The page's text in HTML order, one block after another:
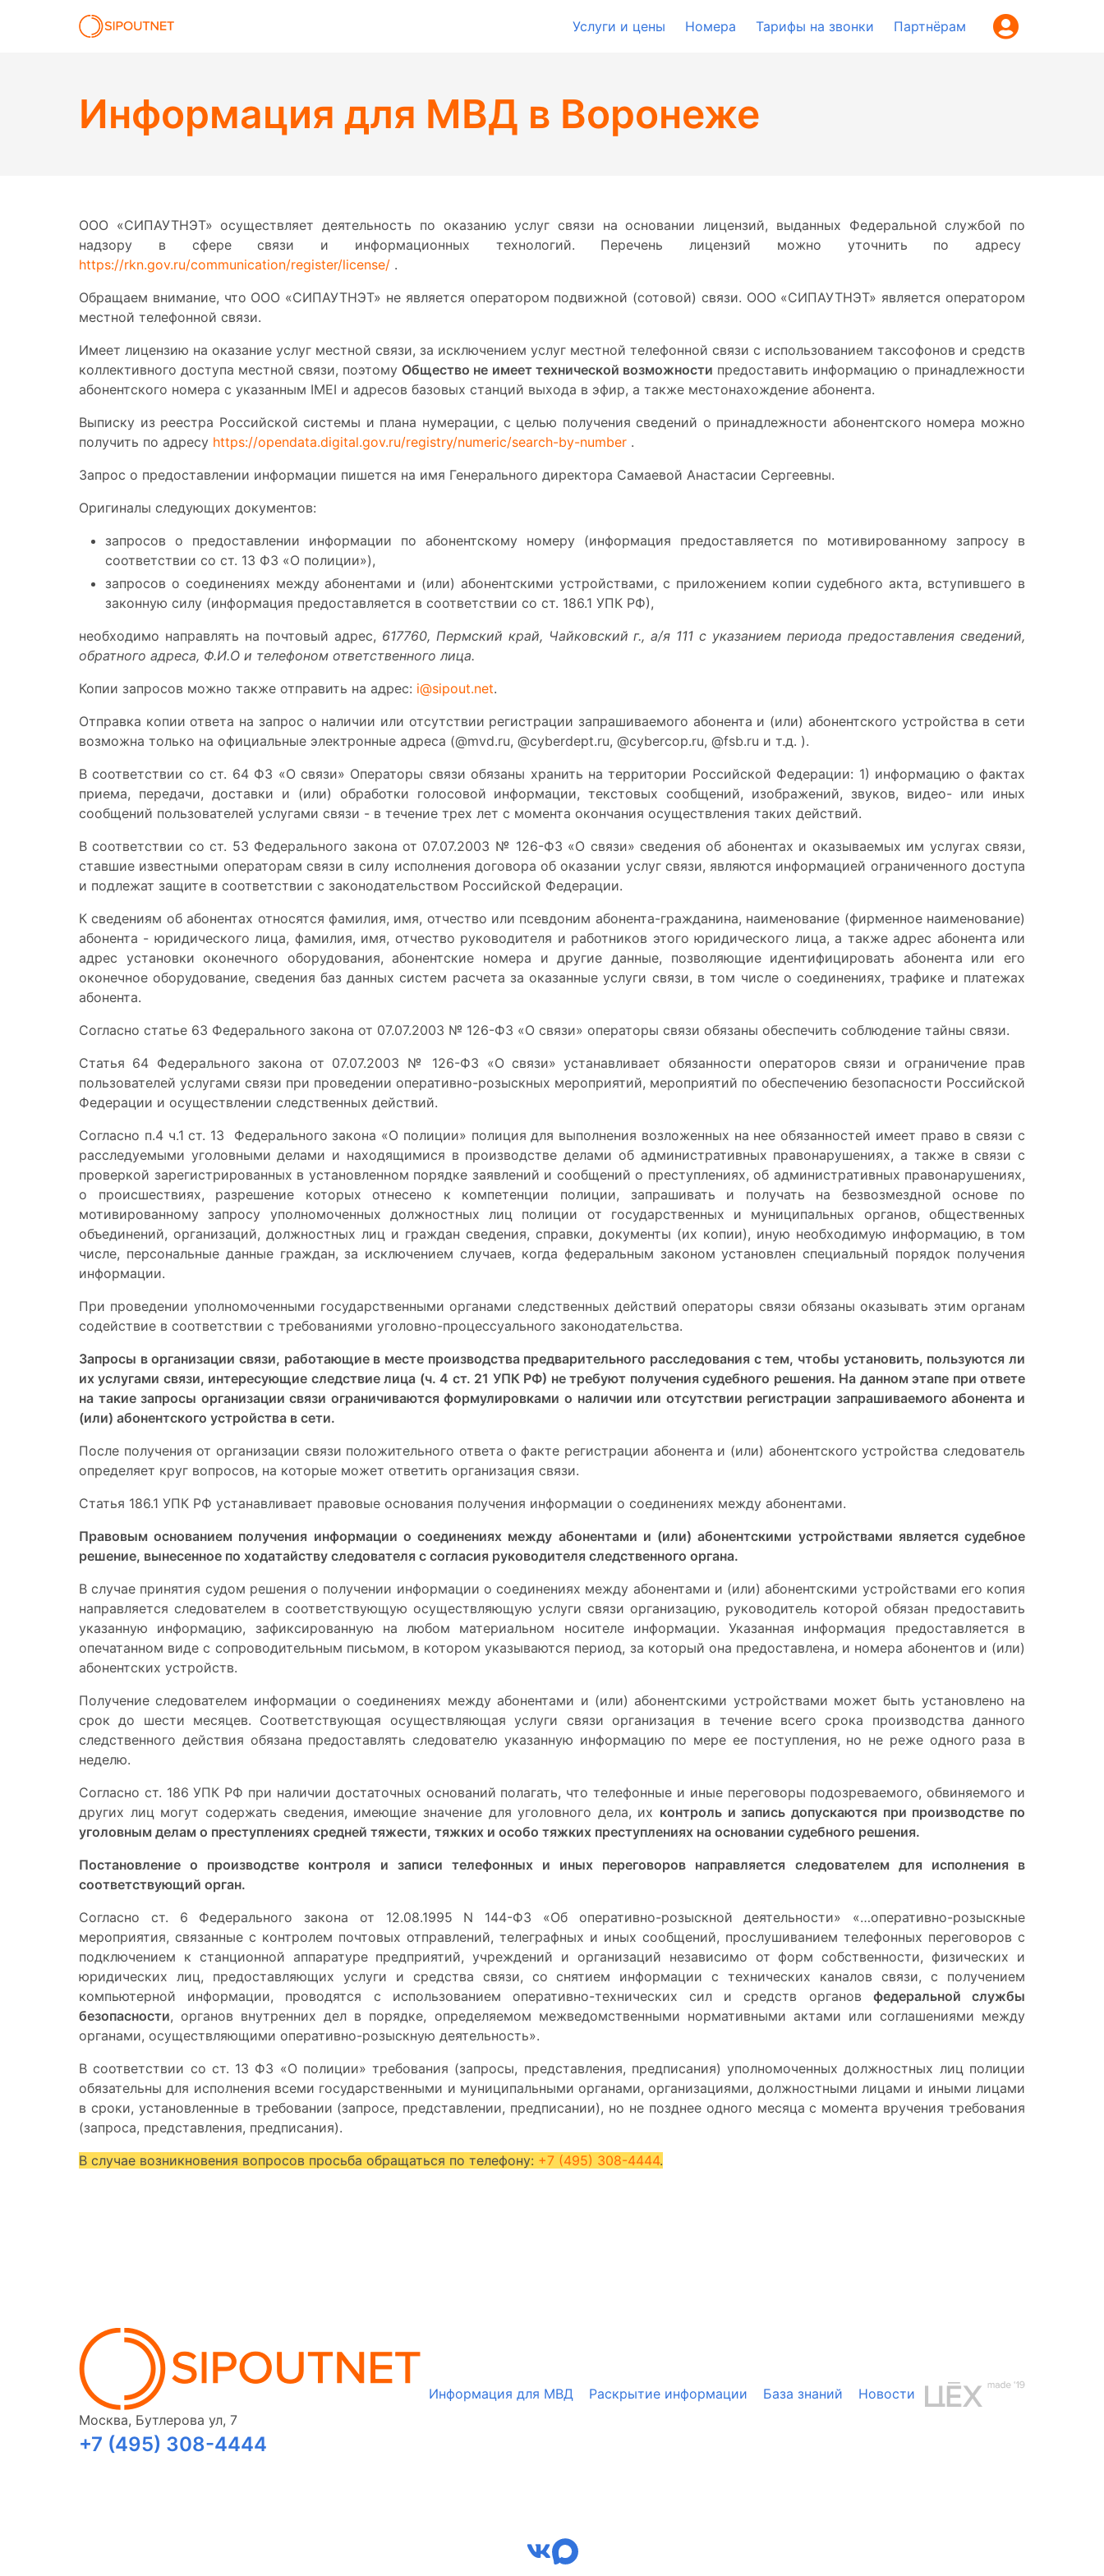
Услуги и цены Номера Тарифы на звонки Партнёрам
Информация для МВД в Воронеже
ООО «СИПАУТНЭТ» осуществляет деятельность по оказанию услуг связи на основании лицензий, выданных Федеральной службой по
надзору в сфере связи и информационных технологий. Перечень лицензий можно уточнить по адресу
https://rkn.gov.ru/communication/register/license/ .
Обращаем внимание, что ООО «СИПАУТНЭТ» не является оператором подвижной (сотовой) связи. ООО «СИПАУТНЭТ» является оператором
местной телефонной связи.
Имеет лицензию на оказание услуг местной связи, за исключением услуг местной телефонной связи с использованием таксофонов и средств
коллективного доступа местной связи, поэтому Общество не имеет технической возможности предоставить информацию о принадлежности
абонентского номера с указанным IMEI и адресов базовых станций выхода в эфир, а также местонахождение абонента.
Выписку из реестра Российской системы и плана нумерации, с целью получения сведений о принадлежности абонентского номера можно
получить по адресу https://opendata.digital.gov.ru/registry/numeric/search-by-number .
Запрос о предоставлении информации пишется на имя Генерального директора Самаевой Анастасии Сергеевны.
Оригиналы следующих документов:
запросов о предоставлении информации по абонентскому номеру (информация предоставляется по мотивированному запросу в
соответствии со ст. 13 ФЗ «О полиции»),
запросов о соединениях между абонентами и (или) абонентскими устройствами, с приложением копии судебного акта, вступившего в
законную силу (информация предоставляется в соответствии со ст. 186.1 УПК РФ),
необходимо направлять на почтовый адрес, 617760, Пермский край, Чайковский г., а/я 111с указанием периода предоставления сведений,
обратного адреса, Ф.И.О и телефоном ответственного лица.
Копии запросов можно также отправить на адрес: i@sipout.net.
Отправка копии ответа на запрос о наличии или отсутствии регистрации запрашиваемого абонента и (или) абонентского устройства в сети
возможна только на официальные электронные адреса (@mvd.ru, @cyberdept.ru, @cybercop.ru, @fsb.ru и т.д. ).
В соответствии со ст. 64 ФЗ «О связи» Операторы связи обязаны хранить на территории Российской Федерации: 1) информацию о фактах
приема, передачи, доставки и (или) обработки голосовой информации, текстовых сообщений, изображений, звуков, видео- или иных
сообщений пользователей услугами связи - в течение трех лет с момента окончания осуществления таких действий.
В соответствии со ст. 53 Федерального закона от 07.07.2003 № 126-ФЗ «О связи» сведения об абонентах и оказываемых им услугах связи,
ставшие известными операторам связи в силу исполнения договора об оказании услуг связи, являются информацией ограниченного доступа
и подлежат защите в соответствии с законодательством Российской Федерации.
К сведениям об абонентах относятся фамилия, имя, отчество или псевдоним абонента-гражданина, наименование (фирменное наименование)
абонента - юридического лица, фамилия, имя, отчество руководителя и работников этого юридического лица, а также адрес абонента или
адрес установки оконечного оборудования, абонентские номера и другие данные, позволяющие идентифицировать абонента или его
оконечное оборудование, сведения баз данных систем расчета за оказанные услуги связи, в том числе о соединениях, трафике и платежах
абонента.
Согласно статье 63 Федерального закона от 07.07.2003 № 126-ФЗ «О связи» операторы связи обязаны обеспечить соблюдение тайны связи.
Статья 64 Федерального закона от 07.07.2003 № 126-ФЗ «О связи» устанавливает обязанности операторов связи и ограничение прав
пользователей услугами связи при проведении оперативно-розыскных мероприятий, мероприятий по обеспечению безопасности Российской
Федерации и осуществлении следственных действий.
Согласно п.4 ч.1 ст. 13 Федерального закона «О полиции» полиция для выполнения возложенных на нее обязанностей имеет право в связи с
расследуемыми уголовными делами и находящимися в производстве делами об административных правонарушениях, а также в связи с
проверкой зарегистрированных в установленном порядке заявлений и сообщений о преступлениях, об административных правонарушениях,
о происшествиях, разрешение которых отнесено к компетенции полиции, запрашивать и получать на безвозмездной основе по
мотивированному запросу уполномоченных должностных лиц полиции от государственных и муниципальных органов, общественных
объединений, организаций, должностных лиц и граждан сведения, справки, документы (их копии), иную необходимую информацию, в том
числе, персональные данные граждан, за исключением случаев, когда федеральным законом установлен специальный порядок получения
информации.
При проведении уполномоченными государственными органами следственных действий операторы связи обязаны оказывать этим органам
содействие в соответствии с требованиями уголовно-процессуального законодательства.
Запросы в организации связи, работающие в месте производства предварительного расследования с тем, чтобы установить, пользуются ли
их услугами связи, интересующие следствие лица (ч. 4 ст. 21 УПК РФ) не требуют получения судебного решения. На данном этапе при ответе
на такие запросы организации связи ограничиваются формулировками о наличии или отсутствии регистрации запрашиваемого абонента и
(или) абонентского устройства в сети.
После получения от организации связи положительного ответа о факте регистрации абонента и (или) абонентского устройства следователь
определяет круг вопросов, на которые может ответить организация связи.
Статья 186.1 УПК РФ устанавливает правовые основания получения информации о соединениях между абонентами.
Правовым основанием получения информации о соединениях между абонентами и (или) абонентскими устройствами является судебное
решение, вынесенное по ходатайству следователя с согласия руководителя следственного органа.
В случае принятия судом решения о получении информации о соединениях между абонентами и (или) абонентскими устройствами его копия
направляется следователем в соответствующую осуществляющую услуги связи организацию, руководитель которой обязан предоставить
указанную информацию, зафиксированную на любом материальном носителе информации. Указанная информация предоставляется в
опечатанном виде с сопроводительным письмом, в котором указываются период, за который она предоставлена, и номера абонентов и (или)
абонентских устройств.
Получение следователем информации о соединениях между абонентами и (или) абонентскими устройствами может быть установлено на
срок до шести месяцев. Соответствующая осуществляющая услуги связи организация в течение всего срока производства данного
следственного действия обязана предоставлять следователю указанную информацию по мере ее поступления, но не реже одного раза в
неделю.
Согласно ст. 186 УПК РФ при наличии достаточных оснований полагать, что телефонные и иные переговоры подозреваемого, обвиняемого и
других лиц могут содержать сведения, имеющие значение для уголовного дела, их контроль и запись допускаются при производстве по
уголовным делам о преступлениях средней тяжести, тяжких и особо тяжких преступлениях на основании судебного решения.
Постановление о производстве контроля и записи телефонных и иных переговоров направляется следователем для исполнения в
соответствующий орган.
Согласно ст. 6 Федерального закона от 12.08.1995 N 144-ФЗ «Об оперативно-розыскной деятельности» «…оперативно-розыскные
мероприятия, связанные с контролем почтовых отправлений, телеграфных и иных сообщений, прослушиванием телефонных переговоров с
подключением к станционной аппаратуре предприятий, учреждений и организаций независимо от форм собственности, физических и
юридических лиц, предоставляющих услуги и средства связи, со снятием информации с технических каналов связи, с получением
компьютерной информации, проводятся с использованием оперативно-технических сил и средств органов федеральной службы
безопасности, органов внутренних дел в порядке, определяемом межведомственными нормативными актами или соглашениями между
органами, осуществляющими оперативно-розыскную деятельность».
В соответствии со ст. 13 ФЗ «О полиции» требования (запросы, представления, предписания) уполномоченных должностных лиц полиции
обязательны для исполнения всеми государственными и муниципальными органами, организациями, должностными лицами и иными лицами
в сроки, установленные в требовании (запросе, представлении, предписании), но не позднее одного месяца с момента вручения требования
(запроса, представления, предписания).
В случае возникновения вопросов просьба обращаться по телефону: +7 (495) 308-4444.
Москва, Бутлерова ул, 7
+7 (495) 308-4444
Информация для МВД Раскрытие информации База знаний Новости